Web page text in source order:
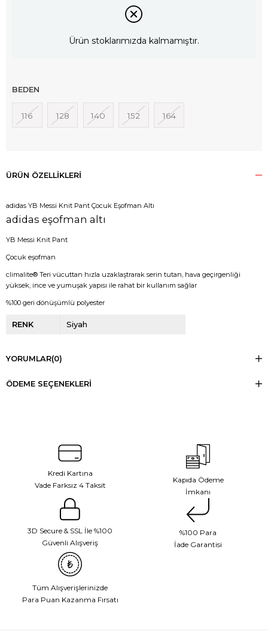
Ürün stoklarımızda kalmamıştır.
BEDEN
116 128 140 152 164
ÜRÜN ÖZELLIKLERI
adidas YB Messi Knit Pant Çocuk Eşofman Altı
adidas eşofman altı
YB Messi Knit Pant
Çocuk eşofman
climalite® Teri vücuttan hızla uzaklaştrarak serin tutan, hava geçirgenliği
yüksek, ince ve yumuşak yapısı ile rahat bir kullanım sağlar
%100 geri dönüşümlü polyester
RENK Siyah
YORUMLAR(0)
ÖDEME SEÇENEKLERI
Kredi Kartına
Vade Farksız 4 Taksit
Kapıda Ödeme
İmkanı
3D Secure & SSL İle %100
Güvenli Alışveriş
%100 Para
İade Garantisi
Tüm Alışverişlerinizde
Para Puan Kazanma Fırsatı